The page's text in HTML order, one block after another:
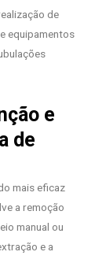
de
equipamentos
e
de
mais eficaz
a remoção
manual ou
e a